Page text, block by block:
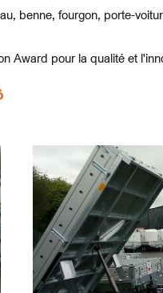
benne, fourgon, porte-
Award pour la qualité et